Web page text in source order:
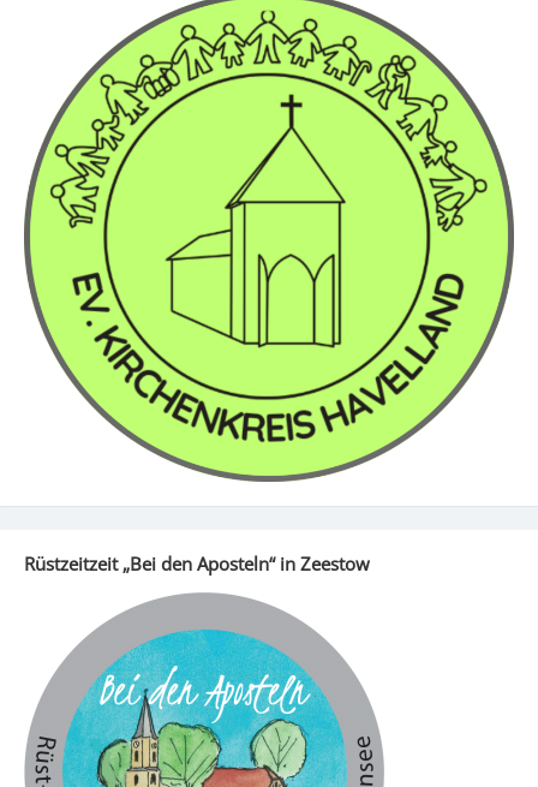
Rüstzeitzeit „Bei den Aposteln“ in Zeestow